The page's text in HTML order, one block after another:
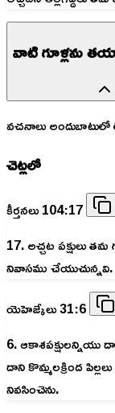
వాటి గూళ్లను
వచనాలు అందుబాటులో
చెట్లలో
కీర్తనలు 104:17
17. అచ్చట పక్షులు తమ
నివాసము చేయుచున్నవి.
యెహెజ్కేలు 31:6
6. ఆకాశపక్షులన్నియు
దాని కొమ్మలక్రింద
నివసించెను.